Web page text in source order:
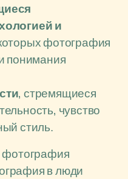
и
фотография
понимания
, стремящиеся
чувство
стиль.
фотография
в люди